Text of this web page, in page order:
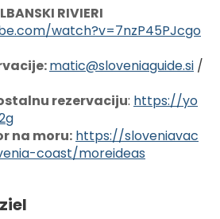
RIVIERI
watch?v=7nzP45PJcgo
matic@sloveniaguide.si
rezervaciju: https://yo
na moru: https://sloveniavac
coast/moreideas